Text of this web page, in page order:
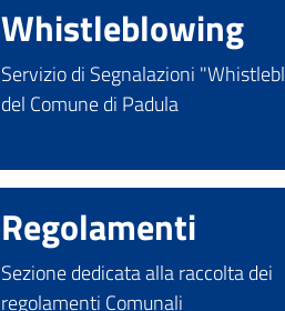
Whistleblowing
Servizio di Segnalazioni
del Comune di Padula
Regolamenti
Sezione dedicata alla raccolta dei
regolamenti Comunali